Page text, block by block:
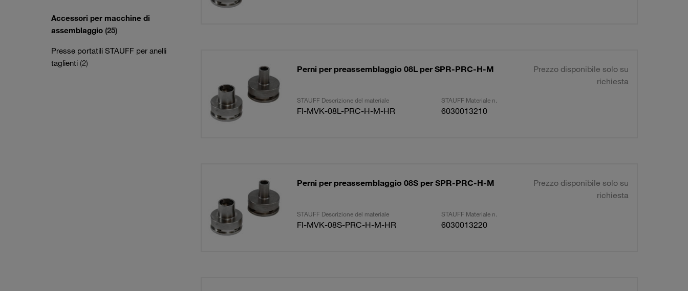
Accessori per macchine di
assemblaggio (25)
Presse portatili STAUFF per anelli
taglienti (2)
Perni per preassemblaggio 08L per SPR-PRC-H-M
Prezzo disponibile solo su
richiesta
STAUFF Descrizione del materiale STAUFF Materiale n.
FI-MVK-08L-PRC-H-M-HR 6030013210
Perni per preassemblaggio 08S per SPR-PRC-H-M
Prezzo disponibile solo su
richiesta
STAUFF Descrizione del materiale STAUFF Materiale n.
FI-MVK-08S-PRC-H-M-HR 6030013220